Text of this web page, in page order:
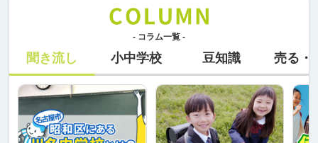
- コラム一覧 -
聞き流し 小中学校 豆知識 売る・